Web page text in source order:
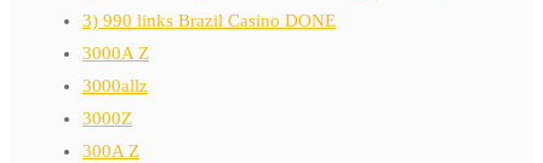
3) 990 links Brazil Casino DONE
3000A Z
3000allz
3000Z
300A Z